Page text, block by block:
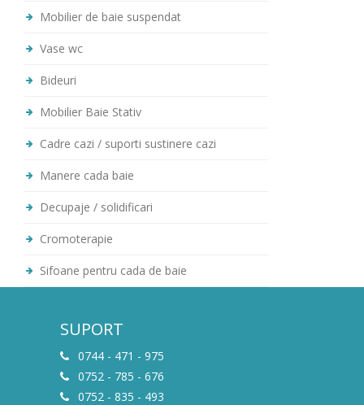
Mobilier de baie suspendat
Vase wc
Bideuri
Mobilier Baie Stativ
Cadre cazi / suporti sustinere cazi
Manere cada baie
Decupaje / solidificari
Cromoterapie
Sifoane pentru cada de baie
SUPORT
0744 - 471 - 975
0752 - 785 - 676
0752 - 835 - 493